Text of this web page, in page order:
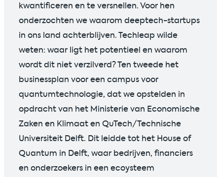
kwantificeren en te versnellen. Voor hen
onderzochten we waarom deeptech-startups
in ons land achterblijven. Techleap wilde
weten: waar ligt het potentieel en waarom
wordt dit niet verzilverd? Ten tweede het
businessplan voor een campus voor
quantumtechnologie, dat we opstelden in
opdracht van het Ministerie van Economische
Zaken en Klimaat en QuTech/Technische
Universiteit Delft. Dit leidde tot het House of
Quantum in Delft, waar bedrijven, financiers
en onderzoekers in een ecoysteem